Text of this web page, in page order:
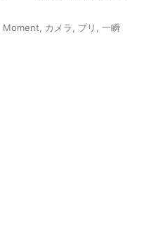
Moment カメラ プリ 一瞬